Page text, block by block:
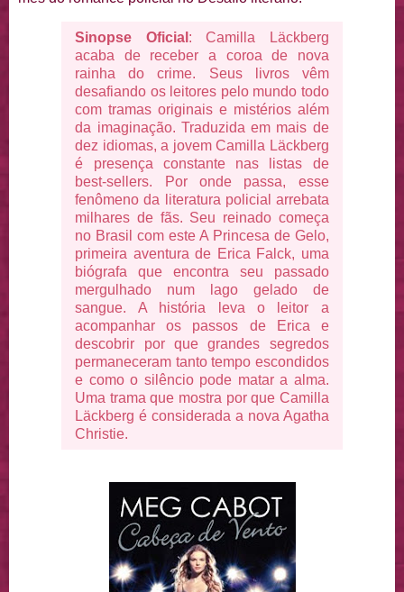
Sinopse Oficial : Camilla Läckberg
acaba de receber a coroa de nova
rainha do crime. Seus livros vêm
desafiando os leitores pelo mundo todo
com tramas originais e mistérios além
da imaginação. Traduzida em mais de
dez idiomas, a jovem Camilla Läckberg
é presença constante nas listas de
best-sellers. Por onde passa, esse
fenômeno da literatura policial arrebata
milhares de fãs. Seu reinado começa
no Brasil com este A Princesa de Gelo,
primeira aventura de Erica Falck, uma
biógrafa que encontra seu passado
mergulhado num lago gelado de
sangue. A história leva o leitor a
acompanhar os passos de Erica e
descobrir por que grandes segredos
permaneceram tanto tempo escondidos
e como o silêncio pode matar a alma.
Uma trama que mostra por que Camilla
Läckberg é considerada a nova Agatha
Christie.